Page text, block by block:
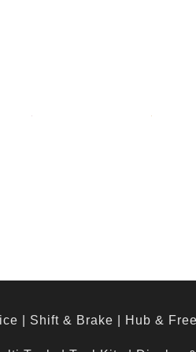
Shift & Brake Hub &